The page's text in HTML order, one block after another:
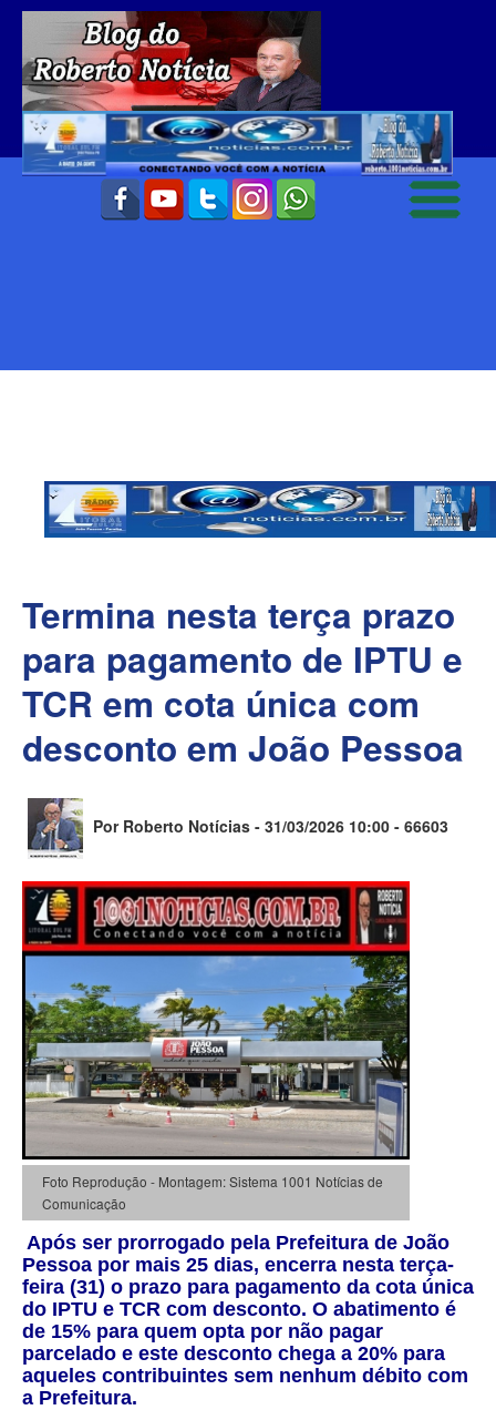
Termina nesta terça prazo
para pagamento de IPTU e
TCR em cota única com
desconto em João Pessoa
Por Roberto Notícias - 31/03/2026 10:00 - 66603
Foto Reprodução - Montagem: Sistema 1001 Notícias de
Comunicação
Após ser prorrogado pela Prefeitura de João
Pessoa por mais 25 dias, encerra nesta terça-
feira (31) o prazo para pagamento da cota única
do IPTU e TCR com desconto. O abatimento é
de 15% para quem opta por não pagar
parcelado e este desconto chega a 20% para
aqueles contribuintes sem nenhum débito com
a Prefeitura.